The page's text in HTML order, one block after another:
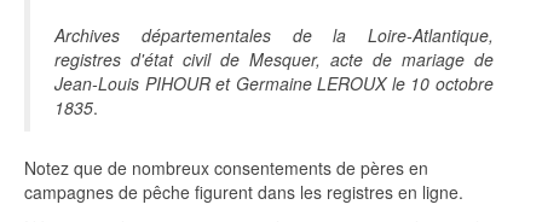
Archives départementales de la Loire-Atlantique,
registres d'état civil de Mesquer, acte de mariage de
Jean-Louis PIHOUR et Germaine LEROUX le 10 octobre
1835.
Notez que de nombreux consentements de pères en
campagnes de pêche figurent dans les registres en ligne.